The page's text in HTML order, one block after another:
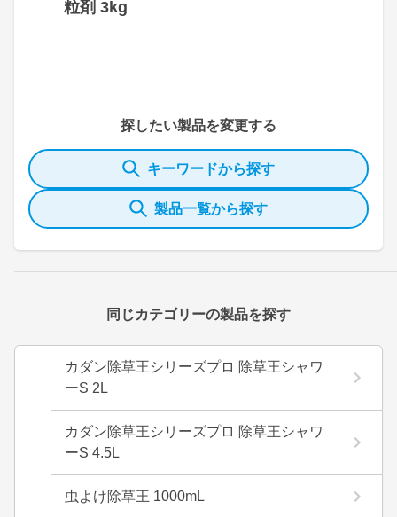
粒剤 3kg
探したい製品を変更する
キーワードから探す
製品一覧から探す
同じカテゴリーの製品を探す
カダン除草王シリーズプロ 除草王シャワ
ーS 2L
カダン除草王シリーズプロ 除草王シャワ
ーS 4.5L
虫よけ除草王 1000mL